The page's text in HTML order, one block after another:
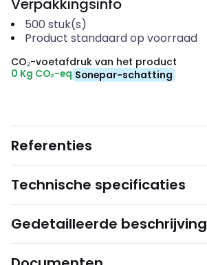
Verpakkingsinfo
500 stuk(s)
Product standaard op voorraad
CO₂-voetafdruk van het product
0 Kg CO₂-eq Sonepar-schatting
Referenties
Technische specificaties
Gedetailleerde beschrijving